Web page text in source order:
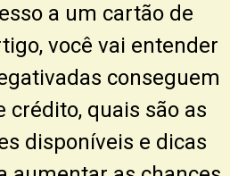
a um cartão de
você vai entender
conseguem
crédito, quais são as
disponíveis e dicas